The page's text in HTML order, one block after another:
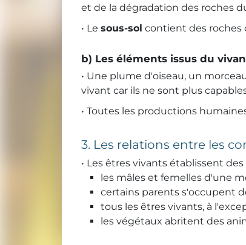
et de la dégradation des roches
• Le sous-sol contient des roches
b) Les éléments issus du
• Une plume d'oiseau, un
vivant car ils ne sont plus
• Toutes les productions
3. Les relations entre les
• Les êtres vivants établissent des
les mâles et femelles d'une
certains parents s'occupent
tous les êtres vivants, à
les végétaux abritent des